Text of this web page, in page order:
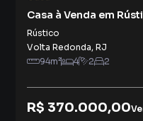
Casa à Venda em
Rústico
Volta Redonda, RJ
94m² 4 2 2
R$ 370.000,00